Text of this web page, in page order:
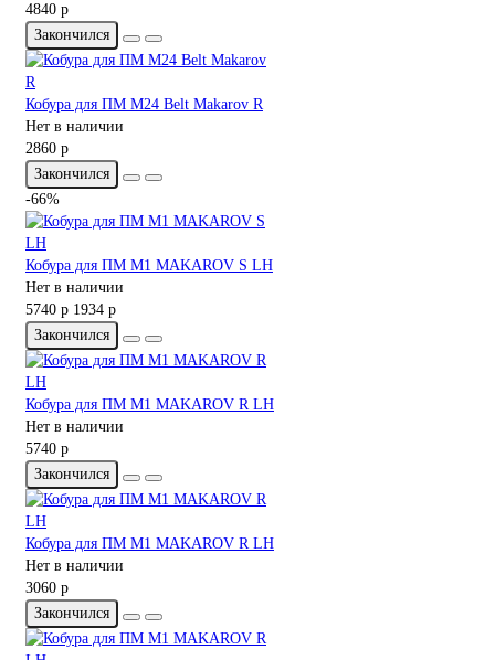
4840 р
Закончился
Кобура для ПМ M24 Belt Makarov R
Нет в наличии
2860 р
Закончился
-66%
Кобура для ПМ M1 MAKAROV S LH
Нет в наличии
5740 р 1934 р
Закончился
Кобура для ПМ M1 MAKAROV R LH
Нет в наличии
5740 р
Закончился
Кобура для ПМ M1 MAKAROV R LH
Нет в наличии
3060 р
Закончился